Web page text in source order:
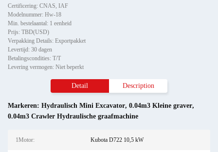
Certificering: CNAS, IAF
Modelnummer: Hw-18
Min. bestelaantal: 1 eenheid
Prijs: TBD(USD)
Verpakking Details: Exportpakket
Levertijd: 30 dagen
Betalingscondities: T/T
Levering vermogen: Niet beperkt
Detail Description
Markeren: Hydraulisch Mini Excavator, 0.04m3 Kleine graver,
0.04m3 Crawler Hydraulische graafmachine
1Motor: Kubota D722 10,5 kW